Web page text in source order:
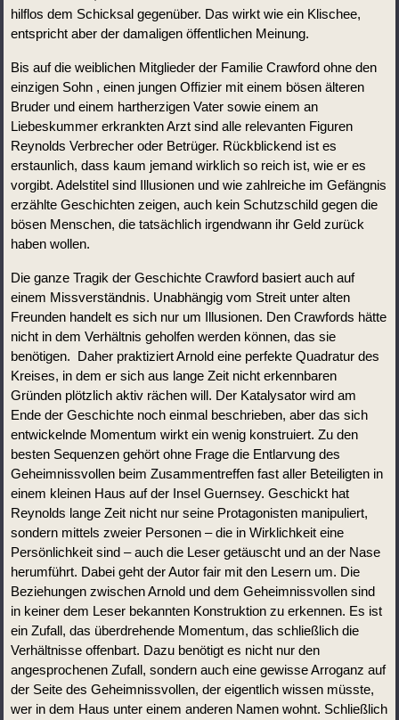
hilflos dem Schicksal gegenüber. Das wirkt wie ein Klischee,
entspricht aber der damaligen öffentlichen Meinung.
Bis auf die weiblichen Mitglieder der Familie Crawford ohne den
einzigen Sohn , einen jungen Offizier mit einem bösen älteren
Bruder und einem hartherzigen Vater sowie einem an
Liebeskummer erkrankten Arzt sind alle relevanten Figuren
Reynolds Verbrecher oder Betrüger. Rückblickend ist es
erstaunlich, dass kaum jemand wirklich so reich ist, wie er es
vorgibt. Adelstitel sind Illusionen und wie zahlreiche im Gefängnis
erzählte Geschichten zeigen, auch kein Schutzschild gegen die
bösen Menschen, die tatsächlich irgendwann ihr Geld zurück
haben wollen.
Die ganze Tragik der Geschichte Crawford basiert auch auf
einem Missverständnis. Unabhängig vom Streit unter alten
Freunden handelt es sich nur um Illusionen. Den Crawfords hätte
nicht in dem Verhältnis geholfen werden können, das sie
benötigen.  Daher praktiziert Arnold eine perfekte Quadratur des
Kreises, in dem er sich aus lange Zeit nicht erkennbaren
Gründen plötzlich aktiv rächen will. Der Katalysator wird am
Ende der Geschichte noch einmal beschrieben, aber das sich
entwickelnde Momentum wirkt ein wenig konstruiert. Zu den
besten Sequenzen gehört ohne Frage die Entlarvung des
Geheimnissvollen beim Zusammentreffen fast aller Beteiligten in
einem kleinen Haus auf der Insel Guernsey. Geschickt hat
Reynolds lange Zeit nicht nur seine Protagonisten manipuliert,
sondern mittels zweier Personen – die in Wirklichkeit eine
Persönlichkeit sind – auch die Leser getäuscht und an der Nase
herumführt. Dabei geht der Autor fair mit den Lesern um. Die
Beziehungen zwischen Arnold und dem Geheimnissvollen sind
in keiner dem Leser bekannten Konstruktion zu erkennen. Es ist
ein Zufall, das überdrehende Momentum, das schließlich die
Verhältnisse offenbart. Dazu benötigt es nicht nur den
angesprochenen Zufall, sondern auch eine gewisse Arroganz auf
der Seite des Geheimnissvollen, der eigentlich wissen müsste,
wer in dem Haus unter einem anderen Namen wohnt. Schließlich